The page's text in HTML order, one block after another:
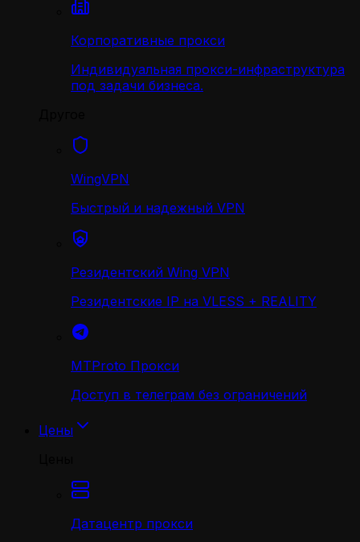
Корпоративные прокси
Индивидуальная прокси-инфраструктура
под задачи бизнеса.
WingVPN
Быстрый и надежный VPN
Резидентский Wing VPN
Резидентские IP на VLESS + REALITY
MTProto Прокси
Доступ в телеграм без ограничений
Цены
Датацентр прокси